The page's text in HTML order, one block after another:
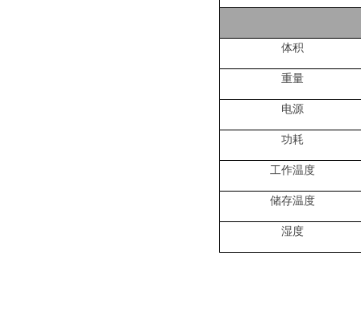
体积
重量
电源
功耗
工作温度
储存温度
湿度